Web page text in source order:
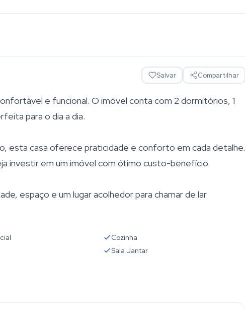
Salvar Compartilhar
e funcional. O imóvel conta com 2 dormitórios, 1
para o dia a dia.
esta casa oferece praticidade e conforto em cada detalhe.
investir em um imóvel com ótimo custo-benefício.
espaço e um lugar acolhedor para chamar de lar
Cozinha
Sala Jantar